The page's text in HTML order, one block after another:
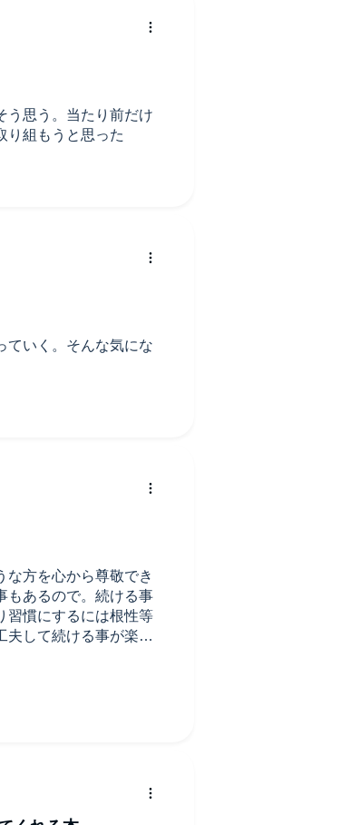
う思う。当たり前だけ
り組もうと思った
ていく。そんな気にな
な方を心から尊敬でき
もあるので。続ける事
習慣にするには根性等
夫して続ける事が楽し
うになる。理想で